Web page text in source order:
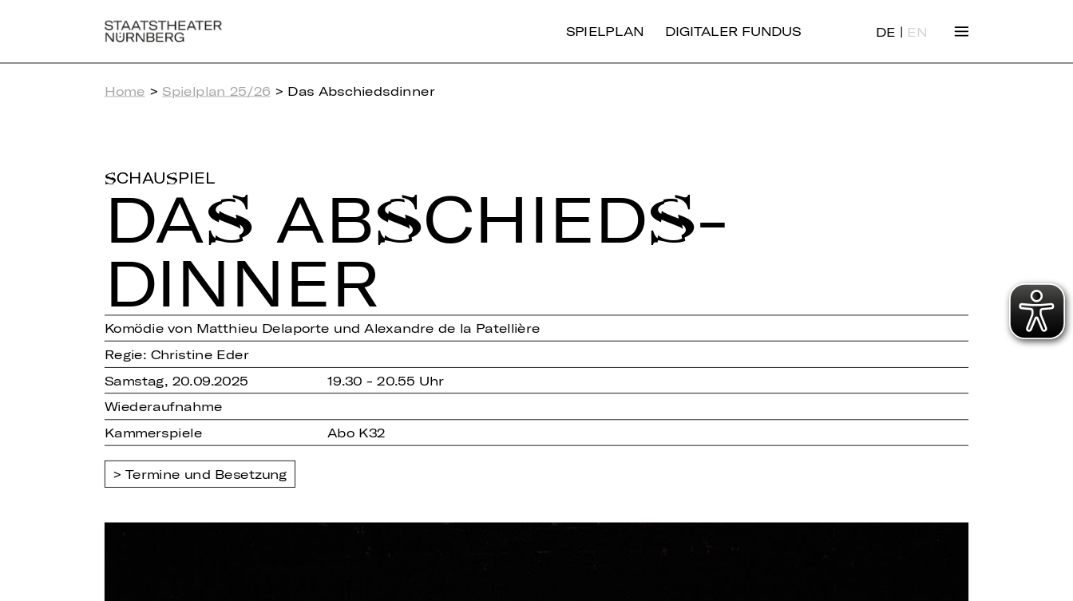
SPIELPLAN DIGITALER FUNDUS DE | EN
Home > Spielplan 25/26 > Das Abschiedsdinner
SCHAUSPIEL
DAS AB­SCHIEDS­
DINNER
Komödie von Matthieu Delaporte und Alexandre de la Patellière
Regie: Christine Eder
Samstag, 20.09.2025
19.30 - 20.55 Uhr
Wiederaufnahme
Kammerspiele
Abo K32
Termine und Besetzung